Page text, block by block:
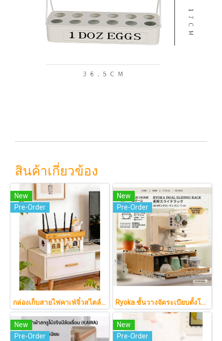
สินค้าเกี่ยวข้อง
New
Pre-Order
กล่องเก็บสายไฟคาเฟ่จิ๋วสไตล์ญี่ปุ่นมินิมอล ซ่อนเร้าเตอร์และปลั๊กไฟให้ห้องดูละมุนเหมือนยกคาเฟ่จากโตเกียวมาไว้ที่บ้าน
New
Pre-Order
Ryoka ชั้นวางจัดระเบียบตั้งโต๊ะ 2 ชั้น สไตล์มินิมอล-ญี่ปุ่น ลิ้นชักเลื่อน ลิ้นชักเก็บแก้ว วัสดุไม้ธรรมชาติ ไม่ต้องประกอบ ประหยัดพื้นที่เคาน์เตอร์
New
Pre-Order
New
Pre-Order